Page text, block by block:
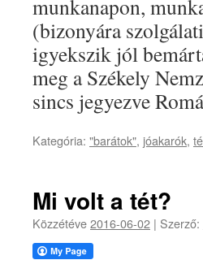
munkanapon,
(bizonyára
igyekszik jól
meg a Székely
sincs jegyezve
Kategória: "barátok", jóakarók,
Mi volt a tét?
Közzétéve2016-06-02 | Szerző: